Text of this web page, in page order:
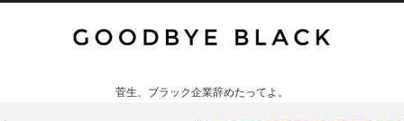
菅生、ブラック企業辞めたってよ。